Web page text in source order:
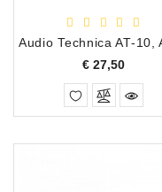
€ 27,50Prijs